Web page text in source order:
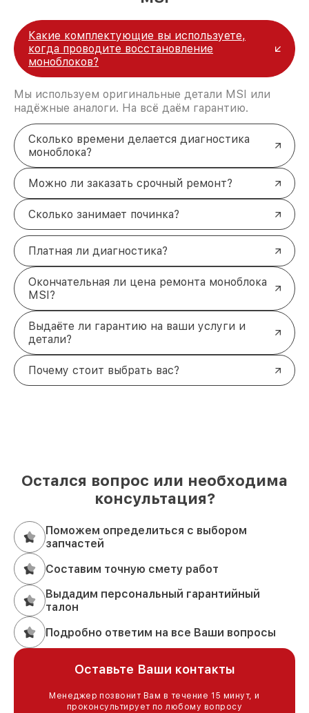
Какие комплектующие вы используете,
когда проводите восстановление
моноблоков?
Мы используем оригинальные детали MSI или
надёжные аналоги. На всё даём гарантию.
Сколько времени делается диагностика
моноблока?
Можно ли заказать срочный ремонт?
Сколько занимает починка?
Платная ли диагностика?
Окончательная ли цена ремонта моноблока
MSI?
Выдаёте ли гарантию на ваши услуги и
детали?
Почему стоит выбрать вас?
Остался вопрос или необходима
консультация?
Поможем определиться с выбором
запчастей
Составим точную смету работ
Выдадим персональный гарантийный
талон
Подробно ответим на все Ваши вопросы
Оставьте Ваши контакты
Менеджер позвонит Вам в течение 15 минут, и
проконсультирует по любому вопросу